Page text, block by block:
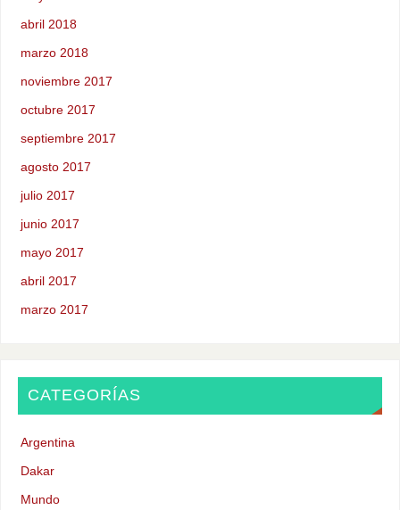
abril 2018
marzo 2018
noviembre 2017
octubre 2017
septiembre 2017
agosto 2017
julio 2017
junio 2017
mayo 2017
abril 2017
marzo 2017
CATEGORÍAS
Argentina
Dakar
Mundo